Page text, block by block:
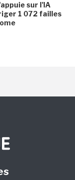
sur l'IA
1 072 failles